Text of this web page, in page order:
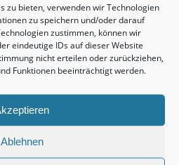
zu bieten, verwenden wir Technologien
zu speichern und/oder darauf
zustimmen, können wir
eindeutige IDs auf dieser Website
nicht erteilen oder zurückziehen,
Funktionen beeinträchtigt werden.
Ablehnen
Preise in Sachen
aber es ist auch ein
+ MEHR LESEN